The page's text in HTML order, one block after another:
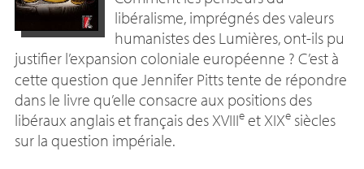
libéralisme, imprégnés des valeurs
humanistes des Lumières, ont-ils pu
justifier l’expansion coloniale européenne ? C’est à
cette question que Jennifer Pitts tente de répondre
dans le livre qu’elle consacre aux positions des
libéraux anglais et français des XVIIIeet XIXesiècles
sur la question impériale.